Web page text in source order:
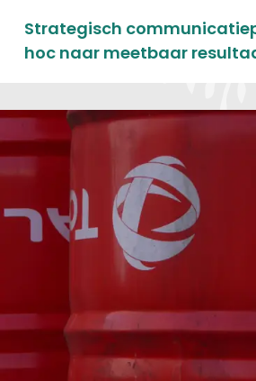
Strategisch
hoc naar meetbaar